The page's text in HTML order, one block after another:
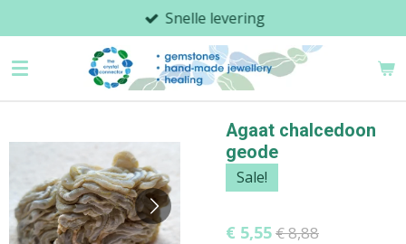
direct
naar
Snelle levering
Agaat chalcedoon
geode
Sale!
€ 5,55€ 8,88